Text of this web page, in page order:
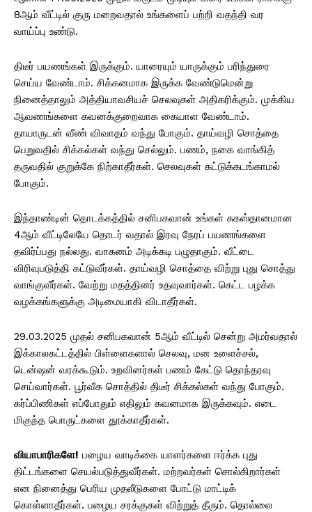
8ஆம் வீட்டில் குரு மறைவதால் உங்களைப் பற்றி வதந்தி வர
வாய்ப்பு உண்டு.
திடீர் பயணங்கள் இருக்கும். யாரையும் யாருக்கும் பரிந்துரை
செய்ய வேண்டாம். சிக்கனமாக இருக்க வேண்டுமென்று
நினைத்தாலும் அத்தியாவசியச் செலவுகள் அதிகரிக்கும். முக்கிய
ஆவணங்களை கவனக்குறைவாக கையாள வேண்டாம்.
தாயாருடன் வீண் விவாதம் வந்து போகும். தாய்வழி சொத்தை
பெறுவதில் சிக்கல்கள் வந்து செல்லும். பணம், நகை வாங்கித்
தருவதில் குறுக்கே நிற்காதீர்கள். செலவுகள் கட்டுக்கடங்காமல்
போகும்.
இந்தாண்டின் தொடக்கத்தில் சனிபகவான் உங்கள் சுகஸ்தானமான
4ஆம் வீட்டிலேயே தொடர் வதால் இரவு நேரப் பயணங்களை
தவிர்ப்பது நல்லது. வாகனம் அடிக்கடி பழுதாகும். வீட்டை
விரிவுபடுத்தி கட்டுவீர்கள். தாய்வழி சொத்தை விற்று புது சொத்து
வாங்குவீர்கள். வேற்று மதத்தினர் உதவுவார்கள். கெட்ட பழக்க
வழக்கங்களுக்கு அடிமையாகி விடாதீர்கள்.
29.03.2025 முதல் சனிபகவான் 5ஆம் வீட்டில் சென்று அமர்வதால்
இக்காலகட்டத்தில் பிள்ளைகளால் செலவு, மன உளைச்சல்,
டென்ஷன் வரக்கூடும். உறவினர்கள் பணம் கேட்டு தொந்தரவு
செய்வார்கள். பூர்வீக சொத்தில் திடீர் சிக்கல்கள் வந்து போகும்.
கர்ப்பிணிகள் எப்போதும் எதிலும் கவனமாக இருக்கவும். எடை
மிகுந்த பொருட்களை தூக்காதீர்கள்.
வியாபாரிகளே! பழைய வாடிக்கை யாளர்களை ஈர்க்க புது
திட்டங்களை செயல்படுத்துவீர்கள். மற்றவர்கள் சொல்கிறார்கள்
என நினைத்து பெரிய முதலீடுகளை போட்டு மாட்டிக்
கொள்ளாதீர்கள். பழைய சரக்குகள் விற்றுத் தீரும். தொல்லை